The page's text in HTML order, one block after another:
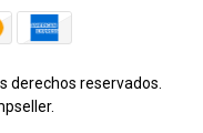
derechos reservados.
.